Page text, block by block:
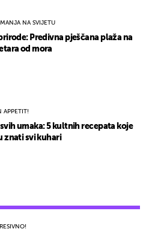
NA SVIJETU
Predivna pješčana plaža na
od mora
APPETIT!
umaka: 5 kultnih recepata koje
znati svi kuhari